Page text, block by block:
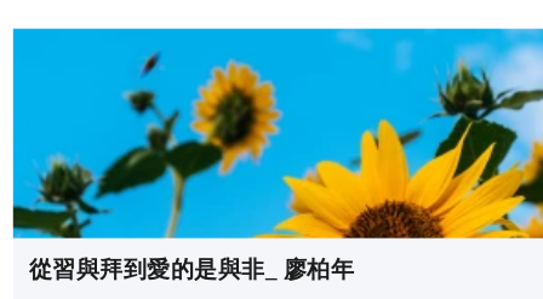
從習與拜到愛的是與非_ 廖柏年